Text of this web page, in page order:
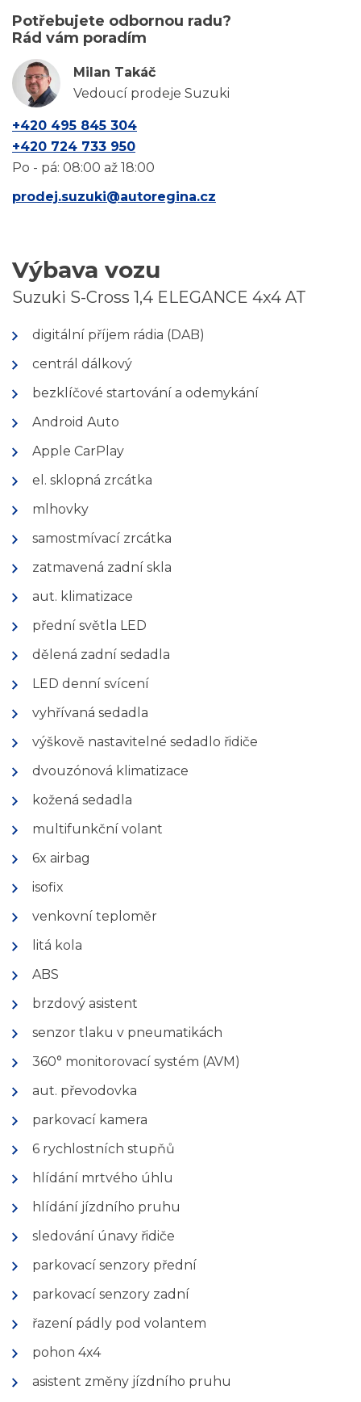
Potřebujete odbornou radu?
Rád vám poradím
Milan Takáč
Vedoucí prodeje Suzuki
+420 495 845 304
+420 724 733 950
Po - pá: 08:00 až 18:00
prodej.suzuki@autoregina.cz
Výbava vozu
Suzuki S-Cross 1,4 ELEGANCE 4x4 AT
digitální příjem rádia (DAB)
centrál dálkový
bezklíčové startování a odemykání
Android Auto
Apple CarPlay
el. sklopná zrcátka
mlhovky
samostmívací zrcátka
zatmavená zadní skla
aut. klimatizace
přední světla LED
dělená zadní sedadla
LED denní svícení
vyhřívaná sedadla
výškově nastavitelné sedadlo řidiče
dvouzónová klimatizace
kožená sedadla
multifunkční volant
6x airbag
isofix
venkovní teploměr
litá kola
ABS
brzdový asistent
senzor tlaku v pneumatikách
360° monitorovací systém (AVM)
aut. převodovka
parkovací kamera
6 rychlostních stupňů
hlídání mrtvého úhlu
hlídání jízdního pruhu
sledování únavy řidiče
parkovací senzory přední
parkovací senzory zadní
řazení pádly pod volantem
pohon 4x4
asistent změny jízdního pruhu